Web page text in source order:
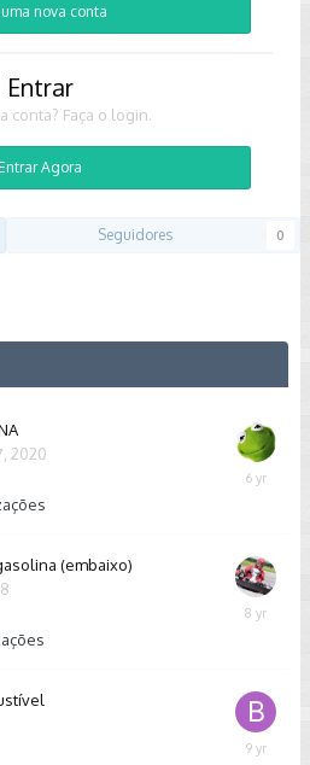
uma nova conta
Entrar
conta? Faça o login.
Entrar Agora
Seguidores 0
2020
February
(embaixo)
February
August